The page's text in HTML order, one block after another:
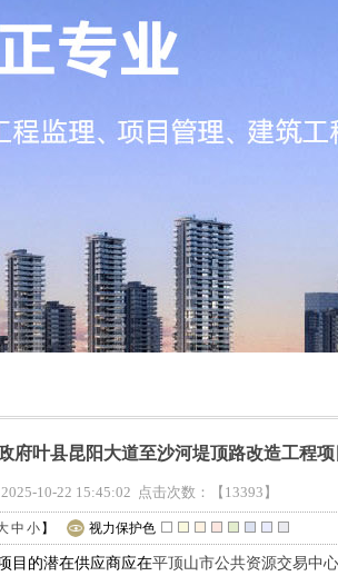
府叶县昆阳大道至沙河堤顶路改造工程
10-22 15:45:02 点击次数： 【13393】
中 小 】 视力保护色
目 的潜在供应商应在平顶山市公共资源交易中